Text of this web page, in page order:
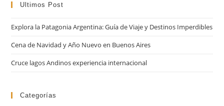
Ultimos Post
Explora la Patagonia Argentina: Guía de Viaje y Destinos Imperdibles
Cena de Navidad y Año Nuevo en Buenos Aires
Cruce lagos Andinos experiencia internacional
Categorías